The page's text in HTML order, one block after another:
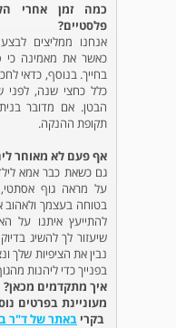
כמה זמן אחרי
פלסטיים?
אנחנו ממליצים
כאשר את מאמינה כי
בחייך. בנוסף, כדאי
כלל כחצי שנה, לפני
הבטן. אם מדובר
תקופת ההנקה.
אף פעם לא מאוחר
גם כשאת כבר אמא
על מראה גוף אסתטי,
בטוחה בעצמך ולאהוב
להתייעץ איתנו על
שיעזור לך להשיג
נבין את הציפיות שלך
בפנייך כדי ליהנות
איך מתקדמים מכאן?
מעוניינת בפרטים
בקרי באתר של ד"ר